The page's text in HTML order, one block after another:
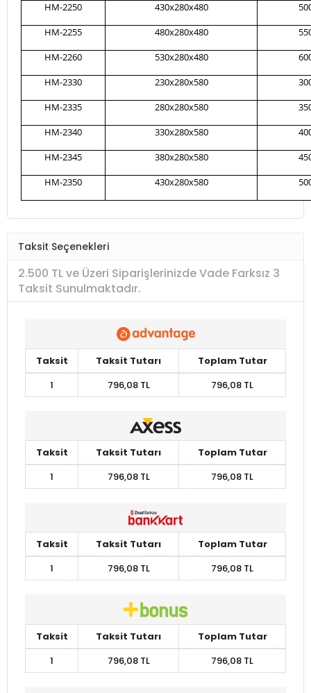
HM-2250
430x280x480
HM-2255
480x280x480
HM-2260
530x280x480
HM-2330
230x280x580
HM-2335
280x280x580
HM-2340
330x280x580
HM-2345
380x280x580
HM-2350
430x280x580
Taksit Seçenekleri
2.500 TL ve Üzeri Siparişlerinizde Vade Farksız 3
Taksit Sunulmaktadır.
Taksit Taksit Tutarı
Toplam Tutar
1
796,08 TL 796,08 TL
Taksit Taksit Tutarı
Toplam Tutar
1
796,08 TL 796,08 TL
Taksit Taksit Tutarı
Toplam Tutar
1
796,08 TL 796,08 TL
Taksit Taksit Tutarı
Toplam Tutar
1
796,08 TL 796,08 TL